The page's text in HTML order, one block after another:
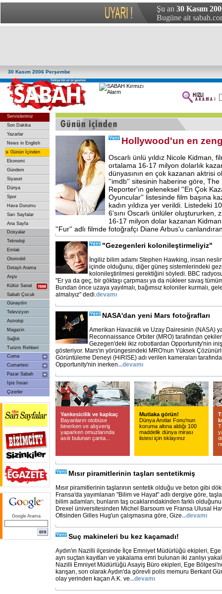
Şu an 30 Kasım
Bugüne ait
30 Kasım 2006 Perşembe
Servislerimiz
Son Dakika
Yazarlar
News in English
» Günün İçinden
Ekonomi
Gündem
Siyaset
Dünya
Spor
Hava Durumu
Sarı Sayfalar
Ana Sayfa
Dosyalar
Teknoloji
Emlak
Otomobil
Detaylı Arama
Arşiv
Kültür Sanat
Sabah Çocuk
Günaydın
Televizyon
Astroloji
Magazin
Sağlık
Turizm Rehberi
Cuma
Cumartesi
Pazar Sabah
İşte İnsan
Çizerler
Google Arama
Hollywood'un en
Oscarlı ünlü yıldız Nicole Kidman,
ortalama 16-17 milyon dolarlık
dünyasının en çok kazanan aktrisi
''imdb'' sitesinin haberine göre, The
Reporter'ın geleneksel ''En Çok
Oyuncular'' listesinde film başına
kadın yıldıza yer verildi. Listedeki
6'sını Oscarlı ünlüler oluştururken,
16-17 milyon dolar kazanan
''Fur'' adlı filmde fotoğrafçı Diane Arbus'u
"Gezegenleri kolonileştirmeliyiz"
İngiliz bilim adamı Stephen Hawking, insan
içinde olduğunu, diğer güneş sistemlerindeki
kolonileştirilmesi gerektiğini söyledi. BBC
"Er ya da geç, bir göktaşı çarpması ya da nükleer savaş
Bundan önce uzaya yayılmalı, bağımsız koloniler kurmalı,
almalıyız" dedi.devamı
NASA'dan yeni Mars fotoğrafları
Amerikan Havacılık ve Uzay Dairesinin (NASA)
Reconnaissance Orbiter (MRO) tarafından
Gezegen'deki ikiz robotlardan Opportunity'nin iniş
gösteriyor. Mars'ın yörüngesindeki MRO'nun Yüksek
Görüntüleme Deneyi (HiRISE) adı verilen kameraları
Opportunity'nin inerken...devamı
Yankesicilik ve kapkaç
Bayanların otobüse
binerken ve alışveriş
yaparken omuzlarında
asılı bulunan çanta...
Mutlaka görün!
Dünya Anıtlar Fonu'nun
koruma altına aldığı 100
maddelik dünya mirası
listesi için tıklayınız
Mısır piramitlerinin taşları sentetikmiş
Mısır piramitlerinin taşlarının sentetik olduğu ve beton gibi
Fransa'da yayımlanan "Bilim ve Hayat" adlı dergiye göre,
bilim adamları, bunların taş ocaklarındakinden farklı
Drexel üniversitesinden Michel Barsoum ve Fransa Ulusal
Ofisinden Gilles Hug'un çalışmasına göre, Gize...devamı
Suç makineleri bu kez kaçamadı!
Aydın'ın Nazilli ilçesinde İlçe Emniyet Müdürlüğü ekipleri,
ayrı suçtan kayıtları ve yakalama emri bulunan iki zanlıyı
Nazilli Emniyet Müdürlüğü Asayiş Büro ekipleri, Ege
karışan, son olarak Aydın'da görevli polis memuru Berkant
olay yerinden kaçan A.K. ve...devamı